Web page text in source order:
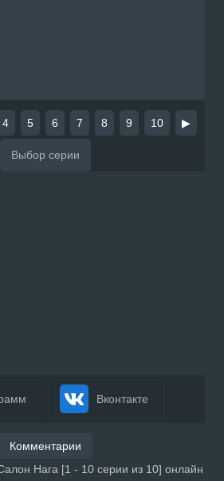
4 5 6 7 8 9 10 ▶
Вконтакте
Комментарии
Нага [1 - 10 серии из 10] онлайн